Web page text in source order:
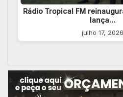
Rádio Tropical FM
lança…
julho 17, 2026